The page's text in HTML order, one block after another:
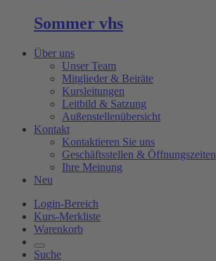
Sommer vhs
Über uns
Unser Team
Mitglieder & Beiräte
Kursleitungen
Leitbild & Satzung
Außenstellenübersicht
Kontakt
Kontaktieren Sie uns
Geschäftsstellen & Öffnungszeiten
Ihre Meinung
Neu
Login-Bereich
Kurs-Merkliste
Warenkorb
Suche